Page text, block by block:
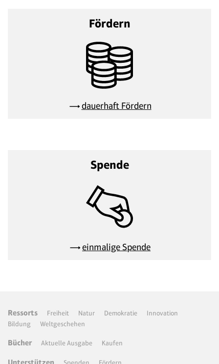
Fördern
dauerhaft Fördern
Spende
einmalige Spende
Ressorts Freiheit Natur Demokratie
Innovation
Bildung
Weltgeschehen
Bücher Aktuelle Ausgabe Kaufen